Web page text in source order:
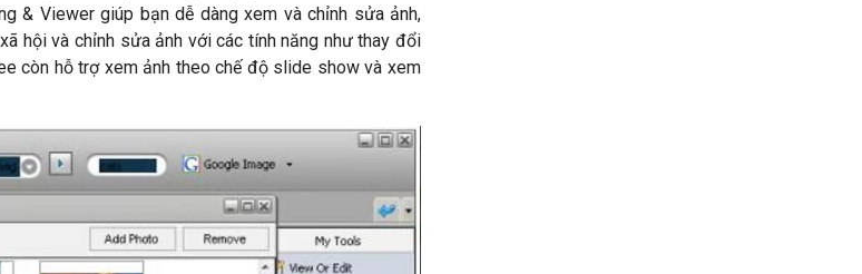
& Viewer giúp bạn dễ dàng xem và chỉnh sửa ảnh,
hội và chỉnh sửa ảnh với các tính năng như thay đổi
còn hỗ trợ xem ảnh theo chế độ slide show và xem